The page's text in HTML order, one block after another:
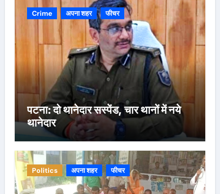
Crime अपना शहर फीचर
पटना: दो थानेदार सस्पेंड, चार थानों में नये
थानेदार
Politics अपना शहर फीचर